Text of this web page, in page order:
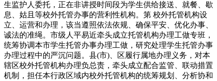
生监护人委托，正在非讲授时间段为学生供给接送、就餐、歇
息、姑且等校外托管办事的营利性机构。第 校外托管机构设
立、运营和办理，该当遵照依法依规、确保平安、优化办事、
诚法的准绳。市级人平易近牵头成立托管机构办理工做专班，
统筹协调本市学生托管办事办理工做，研究处理学生托管办事
办理过程中的严沉问题。县(市)、区履行属地办理义务，对本
辖区校外托管机构办理负总责，牵头成立配合监管、联动措置
机制，担任本行政区域内校外托管机构的统筹规划、分析协和